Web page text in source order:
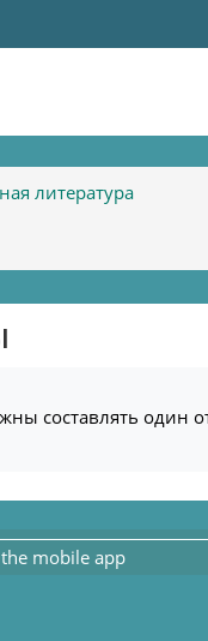
литература
составлять один
mobile app